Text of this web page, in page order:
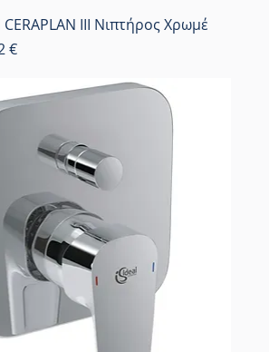
III Νιπτήρος Χρωμέ
€